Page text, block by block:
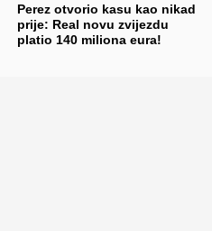
Perez otvorio kasu kao nikad
prije: Real novu zvijezdu
platio 140 miliona eura!